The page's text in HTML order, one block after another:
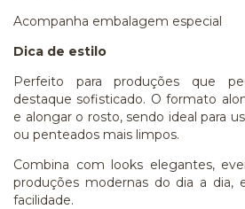
Acompanha embalagem especial
Dica de estilo
Perfeito para produções que
destaque sofisticado. O formato
e alongar o rosto, sendo ideal para
ou penteados mais limpos.
Combina com looks elegantes,
produções modernas do dia a dia,
facilidade.